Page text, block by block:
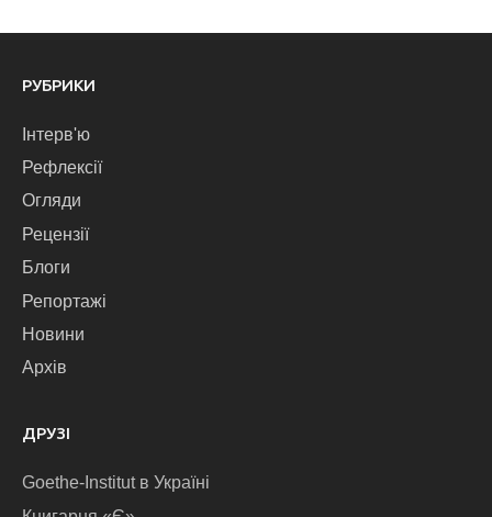
РУБРИКИ
Інтерв'ю
Рефлексії
Огляди
Рецензії
Блоги
Репортажі
Новини
Архів
ДРУЗІ
Goethe-Institut в Україні